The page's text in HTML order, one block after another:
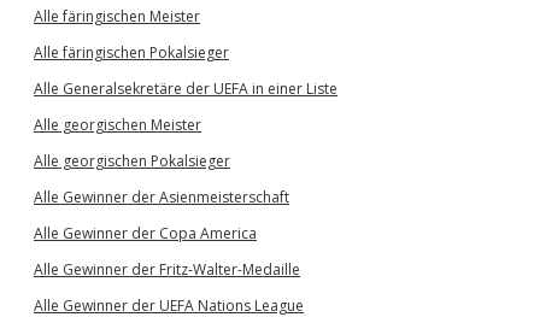
Alle färingischen Meister
Alle färingischen Pokalsieger
Alle Generalsekretäre der UEFA in einer Liste
Alle georgischen Meister
Alle georgischen Pokalsieger
Alle Gewinner der Asienmeisterschaft
Alle Gewinner der Copa America
Alle Gewinner der Fritz-Walter-Medaille
Alle Gewinner der UEFA Nations League